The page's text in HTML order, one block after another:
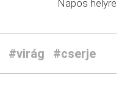
Napos helyre
#virág #cserje